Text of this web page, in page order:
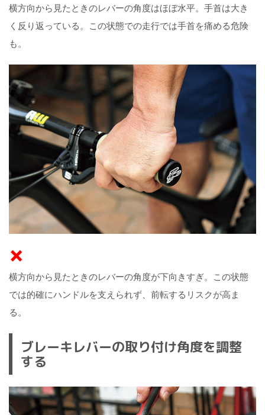
横方向から見たときのレバーの角度はほぼ水平。手首は大き
く反り返っている。この状態での走行では手首を痛める危険
も。
×
横方向から見たときのレバーの角度が下向きすぎ。この状態
では的確にハンドルを支えられず、前転するリスクが高ま
る。
ブレーキレバーの取り付け角度を調整
する